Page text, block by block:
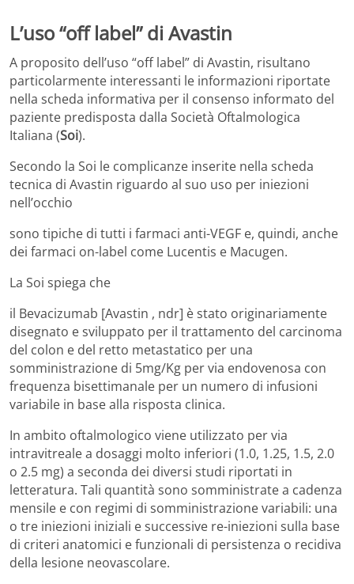
L’uso “off label” di Avastin
A proposito dell’uso “off label” di Avastin, risultano
particolarmente interessanti le informazioni riportate
nella scheda informativa per il consenso informato del
paziente predisposta dalla Società Oftalmologica
Italiana (Soi).
Secondo la Soi le complicanze inserite nella scheda
tecnica di Avastin riguardo al suo uso per iniezioni
nell’occhio
sono tipiche di tutti i farmaci anti-VEGF e, quindi, anche
dei farmaci on-label come Lucentis e Macugen.
La Soi spiega che
il Bevacizumab [Avastin , ndr] è stato originariamente
disegnato e sviluppato per il trattamento del carcinoma
del colon e del retto metastatico per una
somministrazione di 5mg/Kg per via endovenosa con
frequenza bisettimanale per un numero di infusioni
variabile in base alla risposta clinica.
In ambito oftalmologico viene utilizzato per via
intravitreale a dosaggi molto inferiori (1.0, 1.25, 1.5, 2.0
o 2.5 mg) a seconda dei diversi studi riportati in
letteratura. Tali quantità sono somministrate a cadenza
mensile e con regimi di somministrazione variabili: una
o tre iniezioni iniziali e successive re-iniezioni sulla base
di criteri anatomici e funzionali di persistenza o recidiva
della lesione neovascolare.